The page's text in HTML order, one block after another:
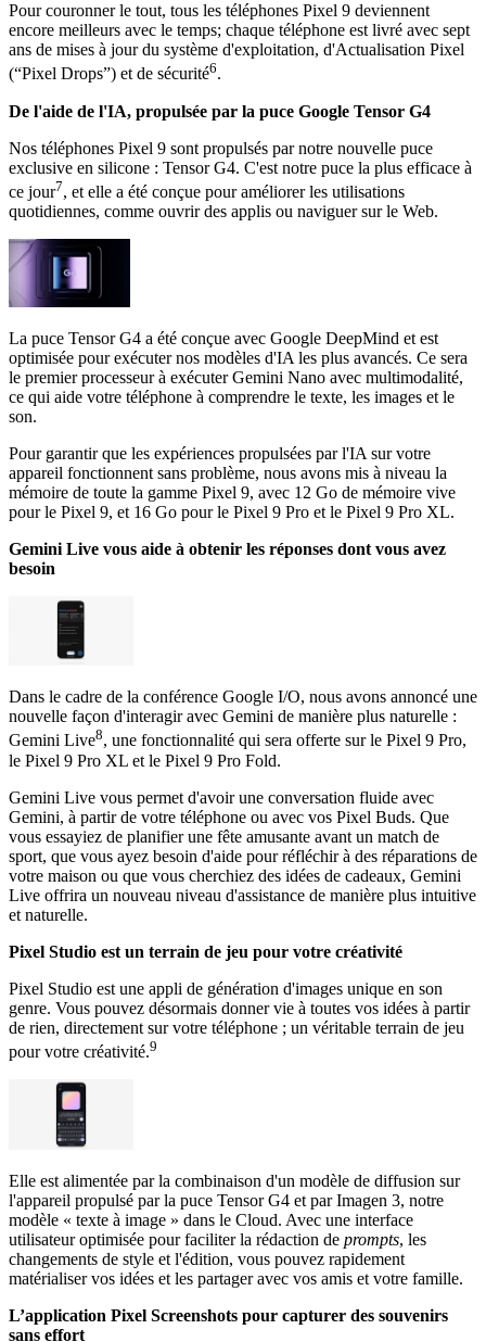
Pour couronner le tout, tous les téléphones Pixel 9 deviennent
encore meilleurs avec le temps; chaque téléphone est livré avec sept
ans de mises à jour du système d'exploitation, d'Actualisation Pixel
(“Pixel Drops”) et de sécurité6.
De l'aide de l'IA, propulsée par la puce Google Tensor G4
Nos téléphones Pixel 9 sont propulsés par notre nouvelle puce
exclusive en silicone : Tensor G4. C'est notre puce la plus efficace à
ce jour7, et elle a été conçue pour améliorer les utilisations
quotidiennes, comme ouvrir des applis ou naviguer sur le Web.
La puce Tensor G4 a été conçue avec Google DeepMind et est
optimisée pour exécuter nos modèles d'IA les plus avancés. Ce sera
le premier processeur à exécuter Gemini Nano avec multimodalité,
ce qui aide votre téléphone à comprendre le texte, les images et le
son.
Pour garantir que les expériences propulsées par l'IA sur votre
appareil fonctionnent sans problème, nous avons mis à niveau la
mémoire de toute la gamme Pixel 9, avec 12 Go de mémoire vive
pour le Pixel 9, et 16 Go pour le Pixel 9 Pro et le Pixel 9 Pro XL.
Gemini Live vous aide à obtenir les réponses dont vous avez
besoin
Dans le cadre de la conférence Google I/O, nous avons annoncé une
nouvelle façon d'interagir avec Gemini de manière plus naturelle :
Gemini Live8, une fonctionnalité qui sera offerte sur le Pixel 9 Pro,
le Pixel 9 Pro XL et le Pixel 9 Pro Fold.
Gemini Live vous permet d'avoir une conversation fluide avec
Gemini, à partir de votre téléphone ou avec vos Pixel Buds. Que
vous essayiez de planifier une fête amusante avant un match de
sport, que vous ayez besoin d'aide pour réfléchir à des réparations de
votre maison ou que vous cherchiez des idées de cadeaux, Gemini
Live offrira un nouveau niveau d'assistance de manière plus intuitive
et naturelle.
Pixel Studio est un terrain de jeu pour votre créativité
Pixel Studio est une appli de génération d'images unique en son
genre. Vous pouvez désormais donner vie à toutes vos idées à partir
de rien, directement sur votre téléphone ; un véritable terrain de jeu
pour votre créativité.9
Elle est alimentée par la combinaison d'un modèle de diffusion sur
l'appareil propulsé par la puce Tensor G4 et par Imagen 3, notre
modèle « texte à image » dans le Cloud. Avec une interface
utilisateur optimisée pour faciliter la rédaction de prompts, les
changements de style et l'édition, vous pouvez rapidement
matérialiser vos idées et les partager avec vos amis et votre famille.
L’application Pixel Screenshots pour capturer des souvenirs
sans effort